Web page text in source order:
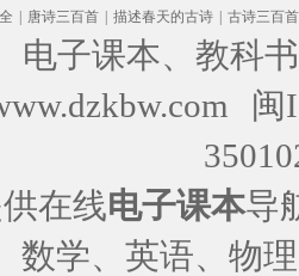
唐诗三百首 描述春天的古诗 古诗三百首
电子课本、教科
闽
在线电子课本导
数学、英语、物